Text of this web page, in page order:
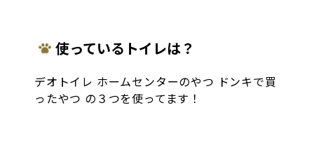
使っているトイレは？
デオトイレ ホームセンターのやつ ドンキで買
ったやつ の３つを使ってます！